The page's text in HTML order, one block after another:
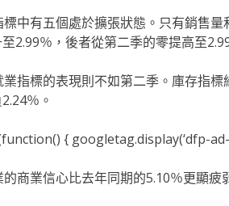
中有五個處於擴張狀態。只有銷售
2.99％，後者從第二季的零提高至
指標的表現則不如第二季。庫存指
％。
{ googletag.display(‘dfp-ad-
商業信心比去年同期的5.10％更顯疲